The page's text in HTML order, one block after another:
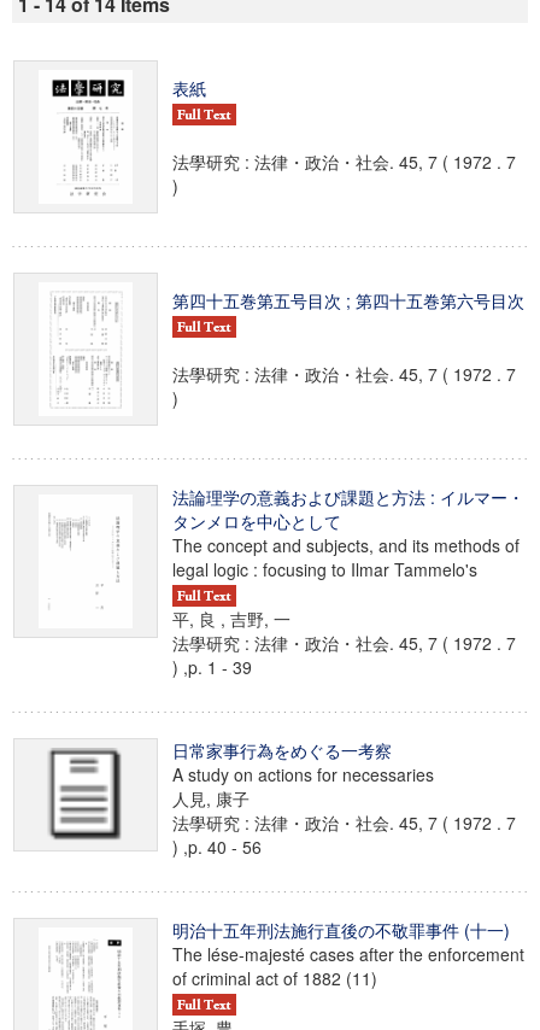
表紙
法學研究 : 法律・政治・社会. 45, 7 ( 1972 . 7
)
第四十五巻第五号目次 ; 第四十五巻第六号目次
法學研究 : 法律・政治・社会. 45, 7 ( 1972 . 7
)
法論理学の意義および課題と方法 : イルマー・
タンメロを中心として
The concept and subjects, and its methods of
legal logic : focusing to Ilmar Tammelo's
平, 良 , 吉野, 一
法學研究 : 法律・政治・社会. 45, 7 ( 1972 . 7
) ,p. 1 - 39
日常家事行為をめぐる一考察
A study on actions for necessaries
人見, 康子
法學研究 : 法律・政治・社会. 45, 7 ( 1972 . 7
) ,p. 40 - 56
明治十五年刑法施行直後の不敬罪事件 (十一)
The lése-majesté cases after the enforcement
of criminal act of 1882 (11)